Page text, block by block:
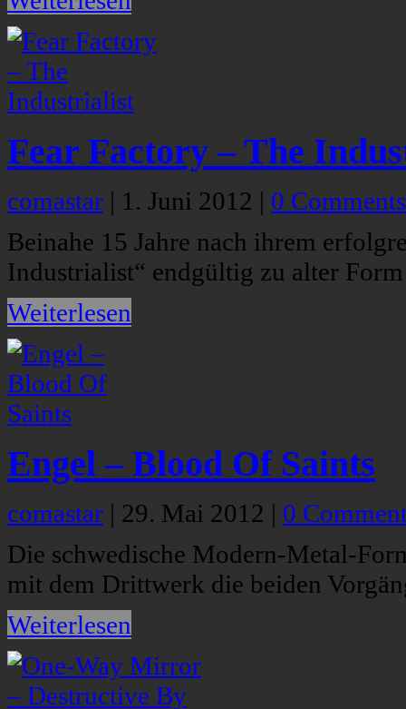
Fear Factory – The
comastar | 1. Juni 2012 | 0 Comments
Beinahe 15 Jahre nach ihrem
Industrialist“ endgültig zu alter
Weiterlesen
Engel – Blood Of Saints
comastar | 29. Mai 2012 | 0
Die schwedische Modern-Metal-
mit dem Drittwerk die beiden
Weiterlesen